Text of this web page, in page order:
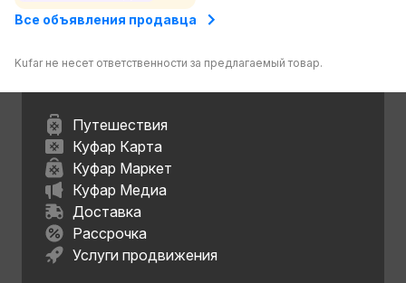
Все объявления продавца
Kufar не несет ответственности за предлагаемый товар.
Путешествия
Куфар Карта
Куфар Маркет
Куфар Медиа
Доставка
Рассрочка
Услуги продвижения